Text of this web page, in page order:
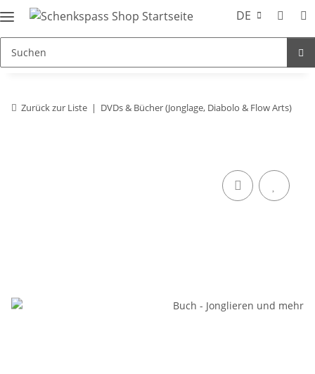
DE
Zurück zur Liste DVDs & Bücher (Jonglage, Diabolo & Flow Arts)